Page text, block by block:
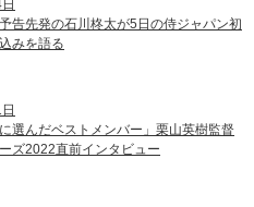
告先発の石川柊太が5日の侍ジャパン初
みを語る
に選んだベストメンバー」栗山英樹監督
ズ2022直前インタビュー